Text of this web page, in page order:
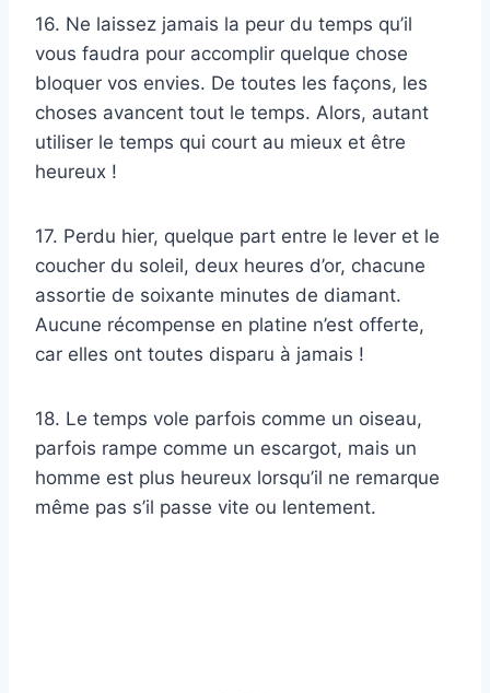
16. Ne laissez jamais la peur du temps qu’il
vous faudra pour accomplir quelque chose
bloquer vos envies. De toutes les façons, les
choses avancent tout le temps. Alors, autant
utiliser le temps qui court au mieux et être
heureux !
17. Perdu hier, quelque part entre le lever et le
coucher du soleil, deux heures d’or, chacune
assortie de soixante minutes de diamant.
Aucune récompense en platine n’est offerte,
car elles ont toutes disparu à jamais !
18. Le temps vole parfois comme un oiseau,
parfois rampe comme un escargot, mais un
homme est plus heureux lorsqu’il ne remarque
même pas s’il passe vite ou lentement.